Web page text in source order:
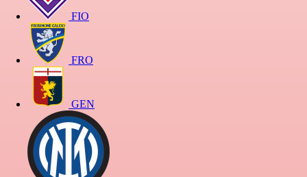
FIO
FRO
GEN